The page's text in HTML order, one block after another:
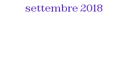
settembre 2018